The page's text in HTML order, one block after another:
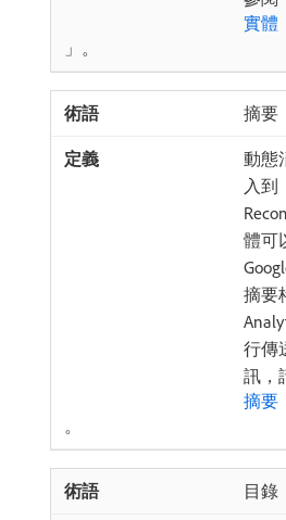
實體
」。
摘要
動態
入到
體可
摘要
行傳
訊，
摘要
。
目錄